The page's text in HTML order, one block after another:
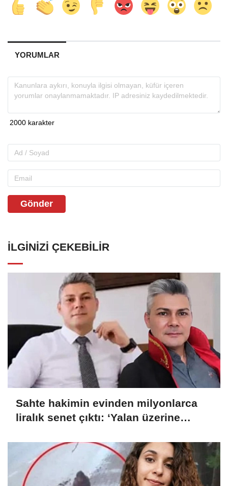
YORUMLAR
Gönder
İLGINIZI ÇEKEBILIR
Sahte hakimin evinden milyonlarca
liralık senet çıktı: ‘Yalan üzerine